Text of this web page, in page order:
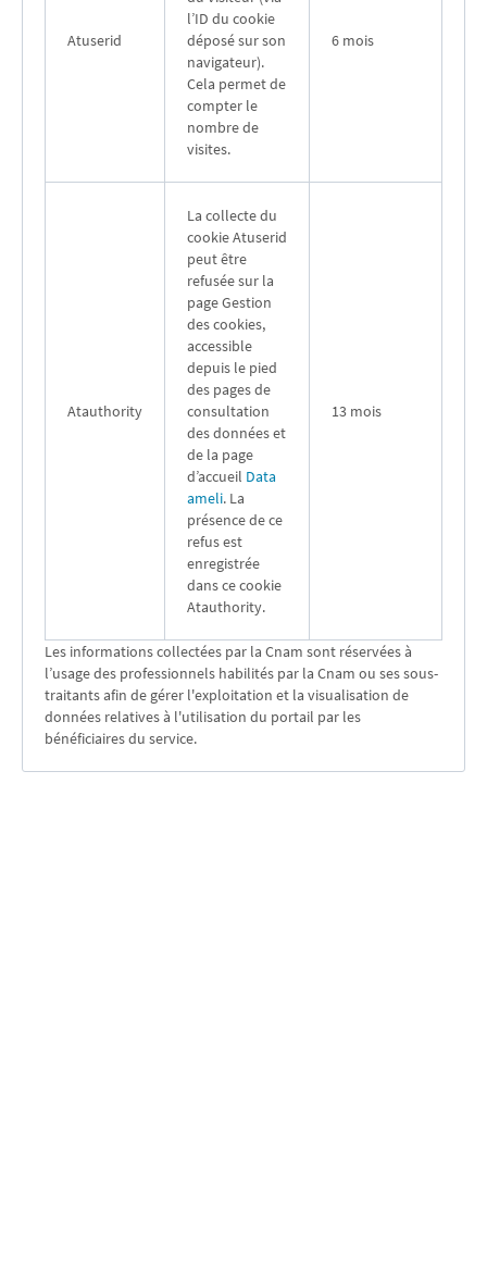
Atuserid
l’ID du cookie
déposé sur son
navigateur).
Cela permet de
compter le
nombre de
visites.
6 mois
Atauthority
La collecte du
cookie Atuserid
peut être
refusée sur la
page Gestion
des cookies,
accessible
depuis le pied
des pages de
consultation
des données et
de la page
d’accueil Data
ameli. La
présence de ce
refus est
enregistrée
dans ce cookie
Atauthority.
13 mois
Les informations collectées par la Cnam sont réservées à
l’usage des professionnels habilités par la Cnam ou ses sous-
traitants afin de gérer l'exploitation et la visualisation de
données relatives à l'utilisation du portail par les
bénéficiaires du service.